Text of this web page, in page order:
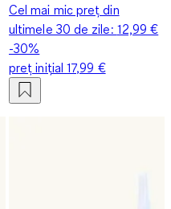
Cel mai mic preț din
ultimele 30 de zile: 12,99 €
-30%
preț inițial17,99 €